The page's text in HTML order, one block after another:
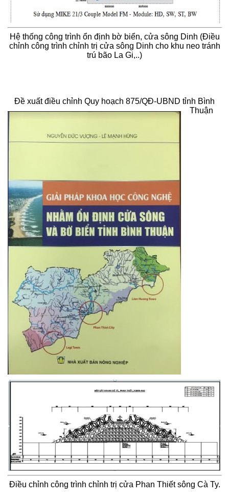
Hệ thống công trình ổn định bờ biển, cửa sông Dinh (Điều
chỉnh công trình chỉnh trị cửa sông Dinh cho khu neo tránh
trú bão La Gi,..)
Đề xuất điều chỉnh Quy hoạch 875/QĐ-UBND tỉnh Bình
Thuận
Điều chỉnh công trình chỉnh trị cửa Phan Thiết sông Cà Ty.